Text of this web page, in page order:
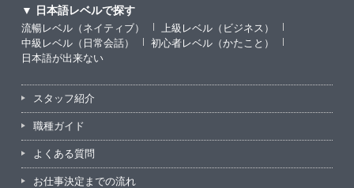
▼ 日本語レベルで探す
流暢レベル（ネイティブ）
上級レベル（ビジネス）
中級レベル（日常会話）
初心者レベル（かたこと）
日本語が出来ない
スタッフ紹介
職種ガイド
よくある質問
お仕事決定までの流れ